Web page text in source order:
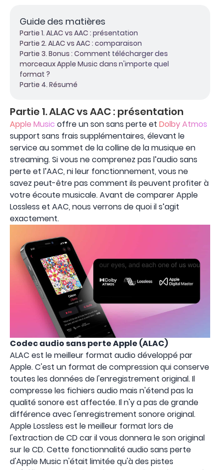
Guide des matières
Partie 1. ALAC vs AAC : présentation
Partie 2. ALAC vs AAC : comparaison
Partie 3. Bonus : Comment télécharger des
morceaux Apple Music dans n'importe quel
format ?
Partie 4. Résumé
Partie 1. ALAC vs AAC : présentation
Apple Music offre un son sans perte et Dolby Atmos
support sans frais supplémentaires, élevant le
service au sommet de la colline de la musique en
streaming. Si vous ne comprenez pas l’audio sans
perte et l’AAC, ni leur fonctionnement, vous ne
savez peut-être pas comment ils peuvent profiter à
votre écoute musicale. Avant de comparer Apple
Lossless et AAC, nous verrons de quoi il s’agit
exactement.
Codec audio sans perte Apple (ALAC)
ALAC est le meilleur format audio développé par
Apple. C'est un format de compression qui conserve
toutes les données de l'enregistrement original. Il
compresse les fichiers audio mais n'étend pas la
qualité sonore est affectée. Il n'y a pas de grande
différence avec l'enregistrement sonore original.
Apple Lossless est le meilleur format lors de
l'extraction de CD car il vous donnera le son original
sur le CD. Cette fonctionnalité audio sans perte
d'Apple Music n'était limitée qu'à des pistes